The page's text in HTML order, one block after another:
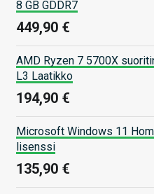
8 GB GDDR7
449,90 €
AMD Ryzen 7 5700X
L3 Laatikko
194,90 €
Microsoft Windows 11
lisenssi
135,90 €